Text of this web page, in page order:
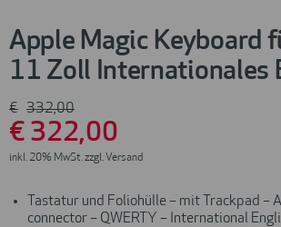
Apple Magic Keyboard
11 Zoll Internationales
€ 332,00
€ 322,00
inkl. 20% MwSt. zzgl. Versand
Tastatur und Foliohülle – mit Trackpad –
connector – QWERTY – International